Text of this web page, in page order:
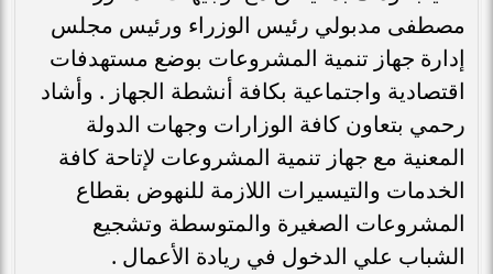
مصطفى مدبولي رئيس الوزراء ورئيس مجلس
إدارة جهاز تنمية المشروعات بوضع مستهدفات
اقتصادية واجتماعية بكافة أنشطة الجهاز . وأشاد
رحمي بتعاون كافة الوزارات وجهات الدولة
المعنية مع جهاز تنمية المشروعات لإتاحة كافة
الخدمات والتيسيرات اللازمة للنهوض بقطاع
المشروعات الصغيرة والمتوسطة وتشجيع
الشباب علي الدخول في ريادة الأعمال .